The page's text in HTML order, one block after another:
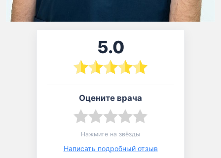
5.0
Оцените врача
Нажмите на звёзды
Написать подробный отзыв